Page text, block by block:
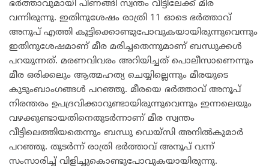
ഭർത്താവുമായി പിണങ്ങി സ്വന്തം വീട്ടിലേക്ക് മീര
വന്നിരുന്നു. ഇതിനുശേഷം രാത്രി 11 ഓടെ ഭർത്താവ്
അനൂപ് എത്തി കൂട്ടിക്കൊണ്ടുപോവുകയായിരുന്നുവെന്നും
ഇതിനുശേഷമാണ് മീര മരിച്ചതെന്നുമാണ് ബന്ധുക്കള്‍
പറയുന്നത്. മരണവിവരം അറിയിച്ചത് പൊലീസാണെന്നും
മീര ഒരിക്കലും ആത്മഹത്യ ചെയ്യില്ലെന്നും മീരയുടെ
കുടുംബാംഗങ്ങള്‍ പറഞ്ഞു. മീരയെ ഭര്‍ത്താവ് അനൂപ്
നിരന്തരം ഉപദ്രവിക്കാറുണ്ടായിരുന്നുവെന്നും ഇന്നലെയും
വഴക്കുണ്ടായതിനെതുടര്‍ന്നാണ് മീര സ്വന്തം
വീട്ടിലെത്തിയതെന്നും ബന്ധു ഡെയ്സി അനിൽകുമാര്‍
പറഞ്ഞു. തുടര്‍ന്ന് രാത്രി ഭര്‍ത്താവ് അനൂപ് വന്ന്
സംസാരിച്ച് വിളിച്ചുകൊണ്ടുപോവുകയായിരുന്നു.